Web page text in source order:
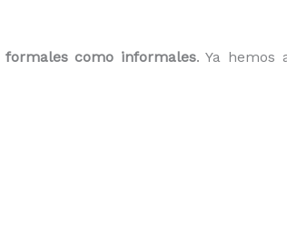
formales como informales. Ya hemos